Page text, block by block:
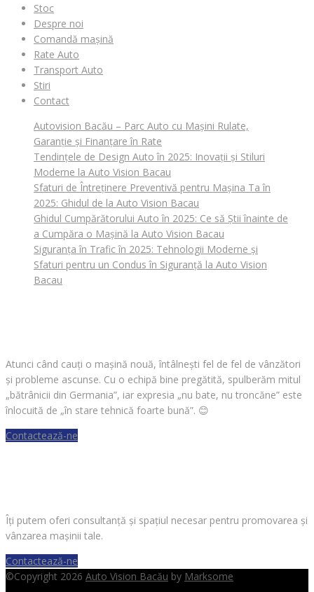
Stoc
Despre noi
Comandă mașină
Rate Auto
Transport Auto
Stiri
Contact
Autovision Bacău – Parc Auto cu Mașini Rulate,
Garanție și Finanțare în Rate
Tendințele de Design Auto în 2025: Inovații și Stiluri
Moderne la Auto Vision Bacau
Sfaturi de Întreținere Preventivă pentru Mașina Ta în
2025: Ghidul de la Auto Vision Bacau
Ghidul Cumpărătorului Auto în 2025: Ce să Știi înainte de
a Cumpăra o Mașină la Auto Vision Bacau
Siguranța în Trafic în 2025: Tehnologii Moderne și
Sfaturi pentru un Condus în Siguranță la Auto Vision
Bacau
Atunci când cauți o mașină nouă, întâlnești fel de fel de vânzători
și probleme ascunse. Cu o echipă bine pregătită, spulberăm mitul
„bătrânicii din Germania”, iar expresia „nu bate, nu troncăne” este
înlocuită de „în stare tehnică foarte bună”. 😊
Contactează-ne
Îți putem oferi consultanță și spațiul necesar pentru promovarea și
vânzarea mașinii tale.
Contactează-ne
©Copyright 2026 Auto Vision Bacău by Marksome